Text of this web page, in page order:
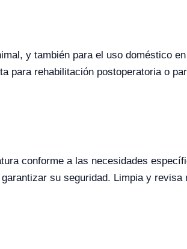
y también para el uso doméstico
para rehabilitación postoperatoria o
conforme a las necesidades
su seguridad. Limpia y revisa